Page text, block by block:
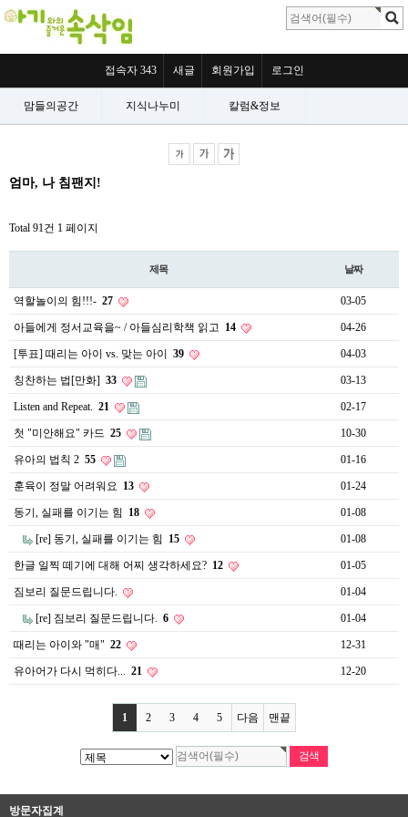
접속자 343 새글 회원가입 로그인
맘들의공간 지식나누미 칼럼&정보
엄마, 나 침팬지!
Total 91건 1 페이지
제목 날짜
역할놀이의 힘!!!- 27 03-05
아들에게 정서교육을~ / 아들심리학책 읽고 14 04-26
[투표] 때리는 아이 vs. 맞는 아이 39 04-03
칭찬하는 법[만화] 33 03-13
Listen and Repeat. 21 02-17
첫 "미안해요" 카드 25 10-30
유아의 법칙 2 55 01-16
훈육이 정말 어려워요 13 01-24
동기, 실패를 이기는 힘 18 01-08
[re] 동기, 실패를 이기는 힘 15 01-08
한글 일찍 떼기에 대해 어찌 생각하세요? 12 01-05
짐보리 질문드립니다. 01-04
[re] 짐보리 질문드립니다. 6 01-04
때리는 아이와 "매" 22 12-31
유아어가 다시 먹히다... 21 12-20
1 2 3 4 5 다음 맨끝
방문자집계